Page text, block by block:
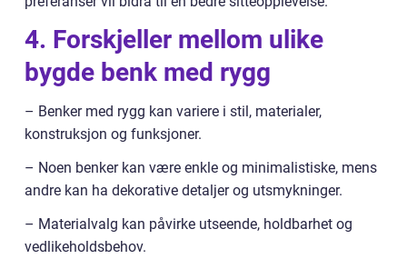
4. Forskjeller mellom ulike
bygde benk med rygg
– Benker med rygg kan variere i stil, materialer,
konstruksjon og funksjoner.
– Noen benker kan være enkle og minimalistiske, mens
andre kan ha dekorative detaljer og utsmykninger.
– Materialvalg kan påvirke utseende, holdbarhet og
vedlikeholdsbehov.